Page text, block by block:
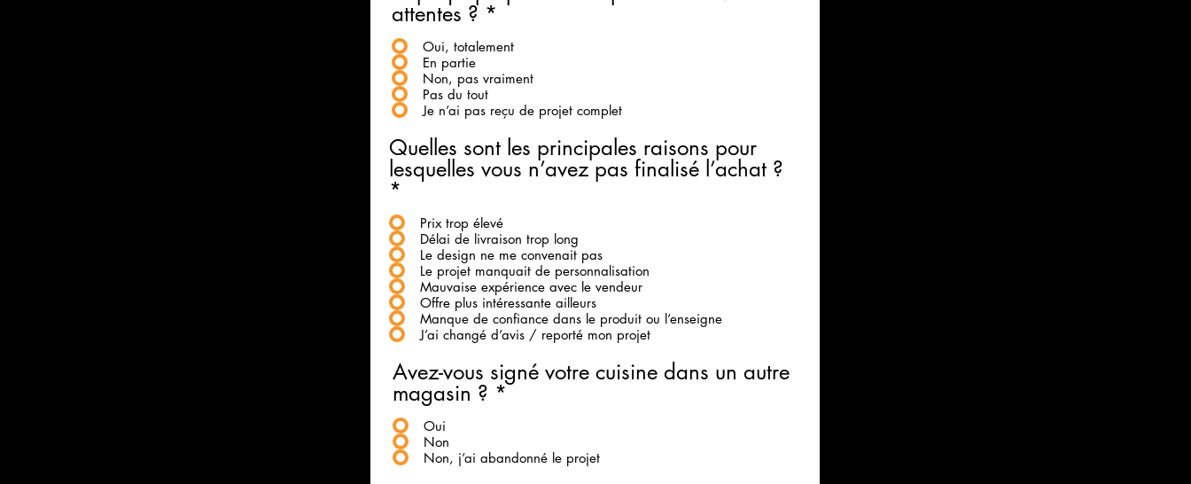
attentes ? *
Oui, totalement
En partie
Non, pas vraiment
Pas du tout
Je n’ai pas reçu de projet complet
Quelles sont les principales raisons pour
lesquelles vous n’avez pas finalisé l’achat ?
*
Prix trop élevé
Délai de livraison trop long
Le design ne me convenait pas
Le projet manquait de personnalisation
Mauvaise expérience avec le vendeur
Offre plus intéressante ailleurs
Manque de confiance dans le produit ou l’enseigne
J’ai changé d’avis / reporté mon projet
Avez-vous signé votre cuisine dans un autre
magasin ? *
Oui
Non
Non, j’ai abandonné le projet